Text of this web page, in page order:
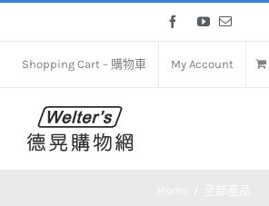
content
FacebookYouTube
Email
Shopping Cart – 購物車 My Account